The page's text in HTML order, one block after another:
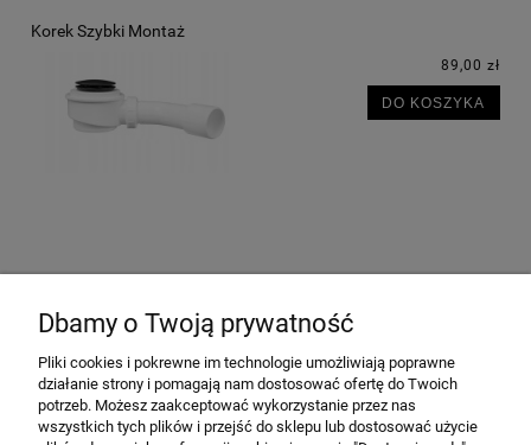
Korek Szybki Montaż
89,00 zł
DO KOSZYKA
INFORMACJE
Dbamy o Twoją prywatność
Pliki cookies i pokrewne im technologie umożliwiają poprawne
działanie strony i pomagają nam dostosować ofertę do Twoich
potrzeb. Możesz zaakceptować wykorzystanie przez nas
wszystkich tych plików i przejść do sklepu lub dostosować użycie